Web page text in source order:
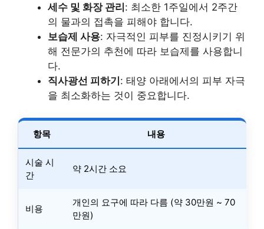
세수 및 화장 관리: 최소한 1주일에서 2주간
의 물과의 접촉을 피해야 합니다.
보습제 사용: 자극적인 피부를 진정시키기 위
해 전문가의 추천에 따라 보습제를 사용합니
다.
직사광선 피하기: 태양 아래에서의 피부 자극
을 최소화하는 것이 중요합니다.
항목 내용
시술 시
간
약 2시간 소요
비용
개인의 요구에 따라 다름 (약 30만원 ~ 70
만원)